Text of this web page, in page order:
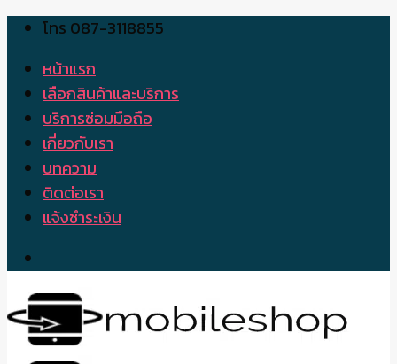
Skip
content
โทร 087-3118855
หน้าแรก
เลือกสินค้าและบริการ
บริการซ่อมมือถือ
เกี่ยวกับเรา
บทความ
ติดต่อเรา
แจ้งชำระเงิน